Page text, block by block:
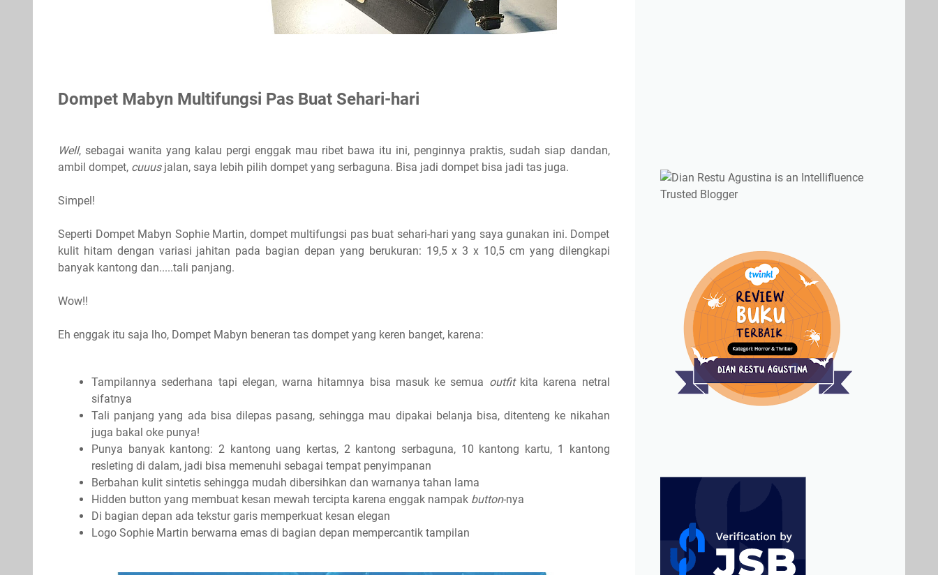
Dompet Mabyn Multifungsi Pas Buat Sehari-hari
Well, sebagai wanita yang kalau pergi enggak mau ribet bawa itu ini, penginnya praktis, sudah siap dandan,
ambil dompet, cuuusjalan, saya lebih pilih dompet yang serbaguna. Bisa jadi dompet bisa jadi tas juga.
Simpel!
Seperti Dompet Mabyn Sophie Martin, dompet multifungsi pas buat sehari-hari yang saya gunakan ini. Dompet
kulit hitam dengan variasi jahitan pada bagian depan yang berukuran: 19,5 x 3 x 10,5 cm yang dilengkapi
banyak kantong dan.....tali panjang.
Wow!!
Eh enggak itu saja lho, Dompet Mabyn beneran tas dompet yang keren banget, karena:
Tampilannya sederhana tapi elegan, warna hitamnya bisa masuk ke semua outfit kita karena netral
sifatnya
Tali panjang yang ada bisa dilepas pasang, sehingga mau dipakai belanja bisa, ditenteng ke nikahan
juga bakal oke punya!
Punya banyak kantong: 2 kantong uang kertas, 2 kantong serbaguna, 10 kantong kartu, 1 kantong
resleting di dalam, jadi bisa memenuhi sebagai tempat penyimpanan
Berbahan kulit sintetis sehingga mudah dibersihkan dan warnanya tahan lama
Hidden button yang membuat kesan mewah tercipta karena enggak nampak button-nya
Di bagian depan ada tekstur garis memperkuat kesan elegan
Logo Sophie Martin berwarna emas di bagian depan mempercantik tampilan